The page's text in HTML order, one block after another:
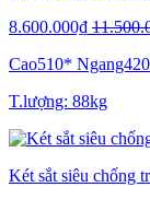
8.600.000₫
Cao510*
T.lượng: 88kg
Két sắt siêu chống